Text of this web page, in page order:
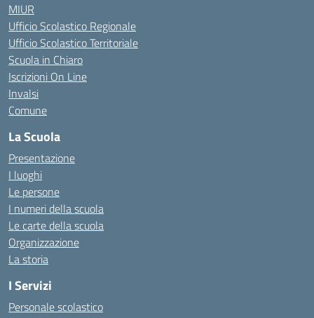
MIUR
Ufficio Scolastico Regionale
Ufficio Scolastico Territoriale
Scuola in Chiaro
Iscrizioni On Line
Invalsi
Comune
La Scuola
Presentazione
I luoghi
Le persone
I numeri della scuola
Le carte della scuola
Organizzazione
La storia
I Servizi
Personale scolastico